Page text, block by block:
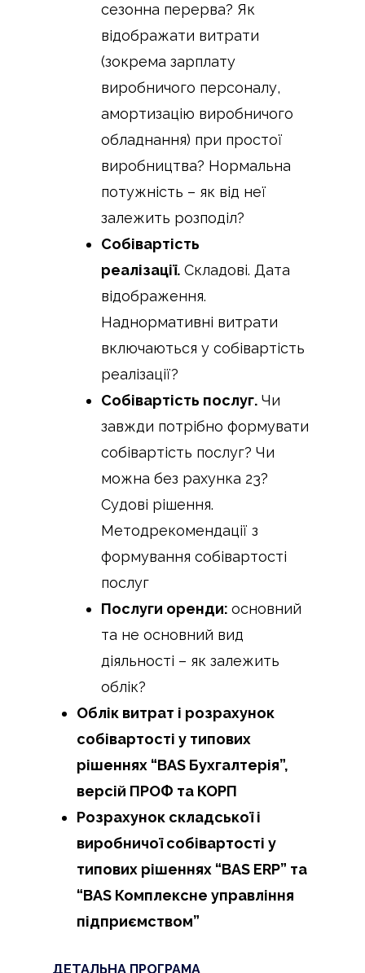
сезонна перерва? Як
відображати витрати
(зокрема зарплату
виробничого персоналу,
амортизацію виробничого
обладнання) при простої
виробництва? Нормальна
потужність – як від неї
залежить розподіл?
Собівартість
реалізації. Складові. Дата
відображення.
Наднормативні витрати
включаються у собівартість
реалізації?
Собівартість послуг. Чи
завжди потрібно формувати
собівартість послуг? Чи
можна без рахунка 23?
Судові рішення.
Методрекомендації з
формування собівартості
послуг
Послуги оренди: основний
та не основний вид
діяльності – як залежить
облік?
Облік витрат і розрахунок
собівартості у типових
рішеннях “BAS Бухгалтерія”,
версій ПРОФ та КОРП
Розрахунок складської і
виробничої собівартості у
типових рішеннях “BAS ERP” та
“BAS Комплексне управління
підприємством”
ДЕТАЛЬНА ПРОГРАМА